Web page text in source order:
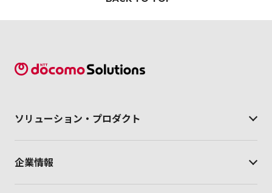
ソリューション・ プロダクト
企業情報